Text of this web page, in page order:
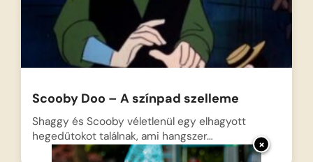
×
Scooby Doo – A színpad szelleme
Shaggy és Scooby véletlenül egy elhagyott
hegedűtokot találnak, ami hangszer…